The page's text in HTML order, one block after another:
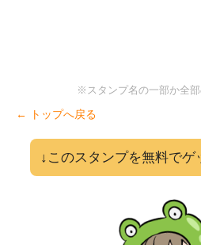
※スタンプ名の一部か全
← トップへ戻る
↓このスタンプを無料でゲ